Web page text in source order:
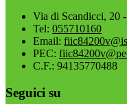
Via di Scandicci, 20
Tel: 055710160
Email:
PEC:
C.F.: 94135770488
Seguici su